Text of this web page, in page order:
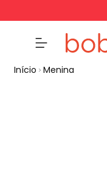
Início Menina